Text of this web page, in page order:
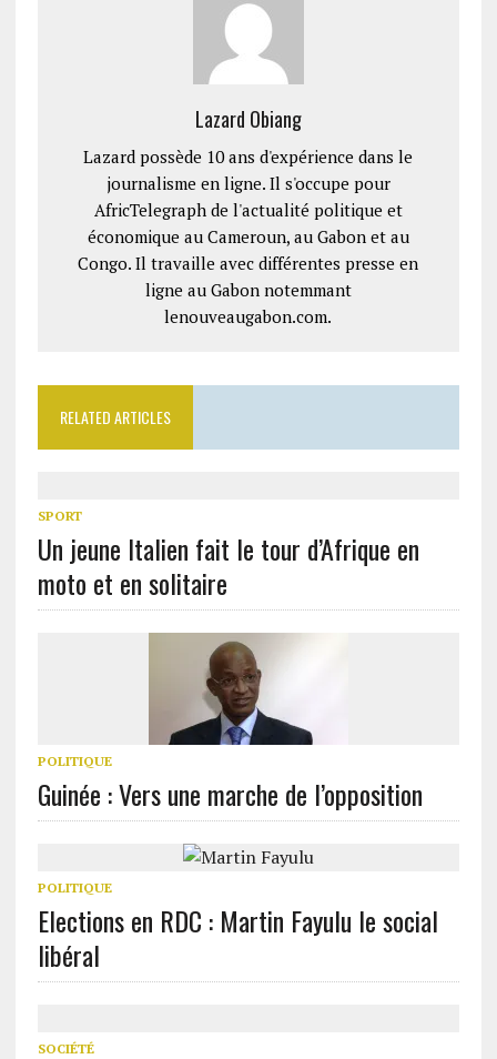
Lazard Obiang
Lazard possède 10 ans d'expérience dans le
journalisme en ligne. Il s'occupe pour
AfricTelegraph de l'actualité politique et
économique au Cameroun, au Gabon et au
Congo. Il travaille avec différentes presse en
ligne au Gabon notemmant
lenouveaugabon.com.
RELATED ARTICLES
SPORT
Un jeune Italien fait le tour d’Afrique en
moto et en solitaire
POLITIQUE
Guinée : Vers une marche de l’opposition
POLITIQUE
Elections en RDC : Martin Fayulu le social
libéral
SOCIÉTÉ